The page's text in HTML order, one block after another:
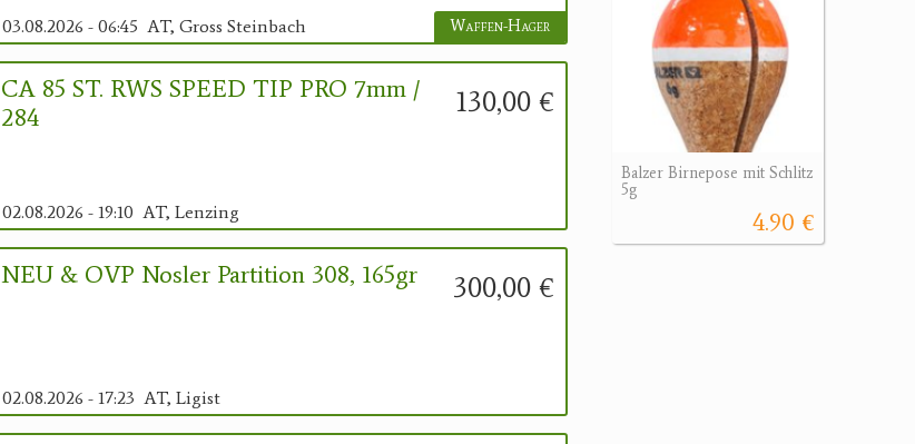
03.08.2026 - 06:45 AT, Gross Steinbach Waffen-Hager
130,00 €
CA 85 ST. RWS SPEED TIP PRO 7mm /
284
02.08.2026 - 19:10 AT, Lenzing
300,00 €
NEU & OVP Nosler Partition 308, 165gr
02.08.2026 - 17:23 AT, Ligist
Balzer Birnepose mit Schlitz
5g
4.90 €